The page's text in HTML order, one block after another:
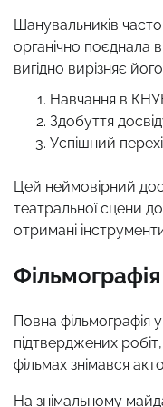
Шанувальників
органічно поєднала
вигідно вирізняє
Навчання в
Здобуття
Успішний
Цей неймовірний
театральної сцени
отримані
Повна фільмографія
підтверджених
фільмах знімався
На знімальному